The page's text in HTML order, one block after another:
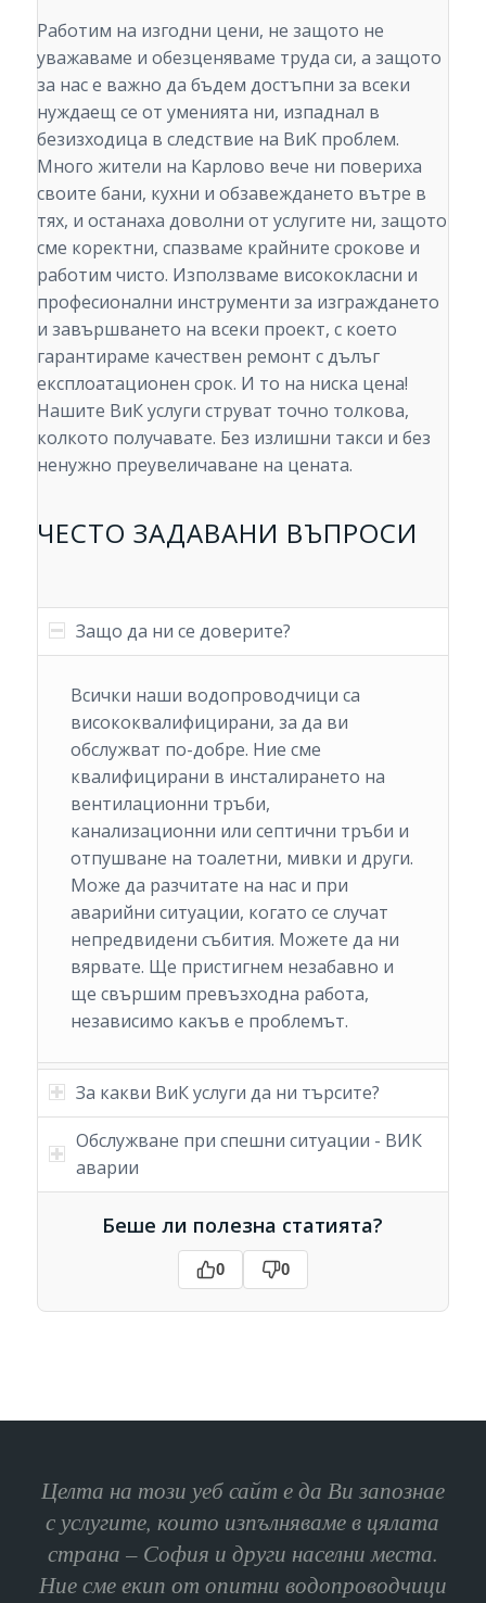
Работим на изгодни цени, не защото не
уважаваме и обезценяваме труда си, а защото
за нас е важно да бъдем достъпни за всеки
нуждаещ се от уменията ни, изпаднал в
безизходица в следствие на ВиК проблем.
Много жители на Карлово вече ни повериха
своите бани, кухни и обзавеждането вътре в
тях, и останаха доволни от услугите ни, защото
сме коректни, спазваме крайните срокове и
работим чисто. Използваме висококласни и
професионални инструменти за изграждането
и завършването на всеки проект, с което
гарантираме качествен ремонт с дълъг
експлоатационен срок. И то на ниска цена!
Нашите ВиК услуги струват точно толкова,
колкото получавате. Без излишни такси и без
ненужно преувеличаване на цената.
ЧЕСТО ЗАДАВАНИ ВЪПРОСИ
Защо да ни се доверите?
Всички наши водопроводчици са
висококвалифицирани, за да ви
обслужват по-добре. Ние сме
квалифицирани в инсталирането на
вентилационни тръби,
канализационни или септични тръби и
отпушване на тоалетни, мивки и други.
Може да разчитате на нас и при
аварийни ситуации, когато се случат
непредвидени събития. Можете да ни
вярвате. Ще пристигнем незабавно и
ще свършим превъзходна работа,
независимо какъв е проблемът.
За какви ВиК услуги да ни търсите?
Обслужване при спешни ситуации - ВИК
аварии
Беше ли полезна статията?
0 0
Целта на този уеб сайт е да Ви запознае
с услугите, които изпълняваме в цялата
страна – София и други населни места.
Ние сме екип от опитни водопроводчици